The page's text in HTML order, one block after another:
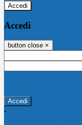
Accedi
Accedi
button close ×
-